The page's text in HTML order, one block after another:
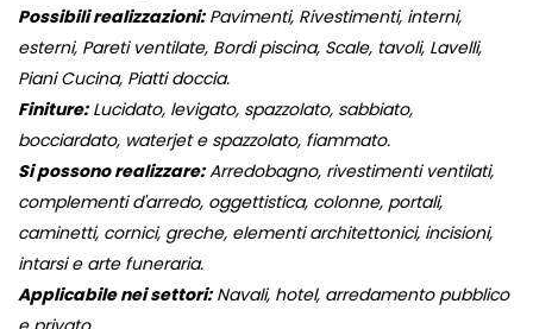
Possibili realizzazioni:Pavimenti, Rivestimenti, interni,
esterni, Pareti ventilate, Bordi piscina, Scale, tavoli, Lavelli,
Piani Cucina, Piatti doccia.
Finiture:Lucidato, levigato, spazzolato, sabbiato,
bocciardato, waterjet e spazzolato, fiammato.
Si possono realizzare:Arredobagno, rivestimenti ventilati,
complementi d'arredo, oggettistica, colonne, portali,
caminetti, cornici, greche, elementi architettonici, incisioni,
intarsi e arte funeraria.
Applicabile nei settori:Navali, hotel, arredamento pubblico